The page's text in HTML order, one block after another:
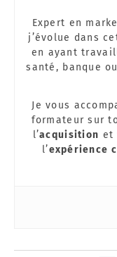
Expert en
j’évolue dans
en ayant
santé, banque
Je vous
formateur sur
l’acquisition et
l’expérience